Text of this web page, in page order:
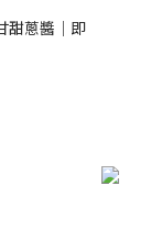
甜蔥醬｜即